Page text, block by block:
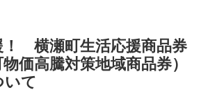
！ 横瀬町生活応援商品券
物価高騰対策地域商品券）
いて